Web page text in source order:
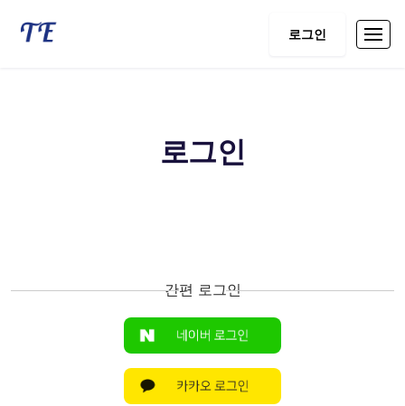
로그인
로그인
간편 로그인